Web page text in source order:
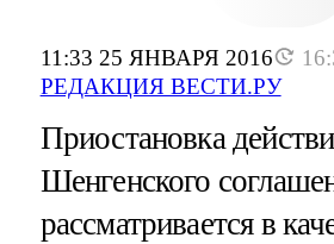
11:33 25 ЯНВАРЯ 2016
РЕДАКЦИЯ ВЕСТИ.РУ
Приостановка
Шенгенского
рассматривается в